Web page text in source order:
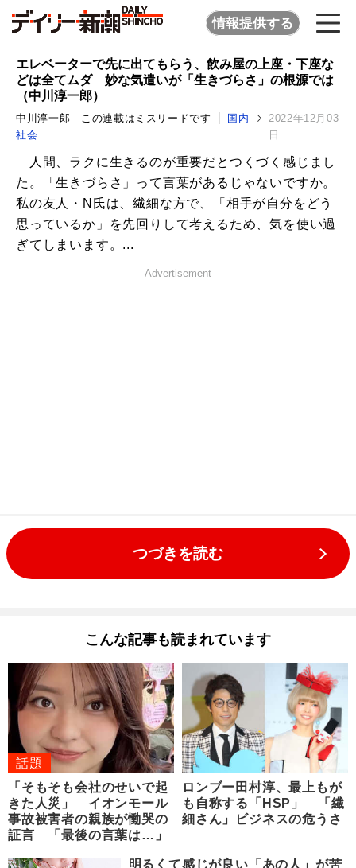
情報提供する
エレベーターで先に出てもらう、飲み屋の上座・下座な
どは全てムダ 妙な気遣いが「生きづらさ」の根源では
（中川淳一郎）
中川淳一郎 この連載はミスリードです
国内
社会
2022年12月03
日
人間、ラクに生きるのが重要だとつくづく感じまし
た。「生きづらさ」って言葉があるじゃないですか。
私の友人・N氏は、繊細な方で、「相手が自分をどう
思っているか」を先回りして考えるため、気を使い過
ぎてしまいます。...
Advertisement
つづきを読む
こんな記事も読まれています
話題
「そもそも会社のせいで起
きた人災」 イオンモール
事故被害者の親族が慟哭の
証言 「最後の言葉は…」
ロンブー田村淳、最上もが
も自称する「HSP」 「繊
細さん」ビジネスの危うさ
明るくて感じが良い「あの人」が苦